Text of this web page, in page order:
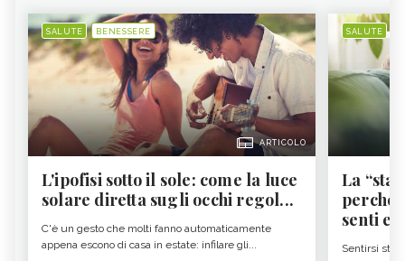
SALUTE BENESSERE
ARTICOLO
L'ipofisi sotto il sole: come la luce
solare diretta sugli occhi regol...
C'è un gesto che molti fanno automaticamente
appena escono di casa in estate: infilare gli...
SALUTE
La
perché
senti
Sentirsi